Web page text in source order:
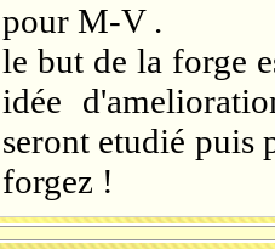
pour M-V .
le but de la forge
idée
seront etudié puis
forgez !